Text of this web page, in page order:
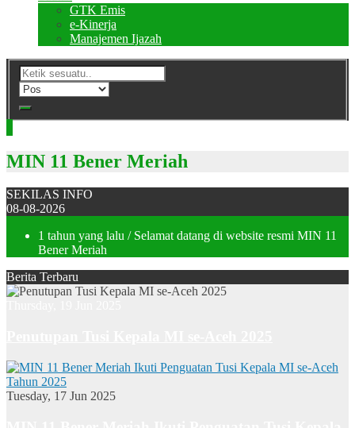
GTK Emis
e-Kinerja
Manajemen Ijazah
MIN 11 Bener Meriah
SEKILAS INFO
08-08-2026
1 tahun yang lalu / Selamat datang di website resmi MIN 11
Bener Meriah
Berita Terbaru
Tuesday, 17 Jun 2025